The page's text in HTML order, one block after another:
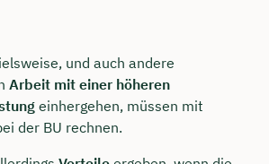
und auch andere
Arbeit mit einer höheren
einhergehen, müssen mit
der BU rechnen.